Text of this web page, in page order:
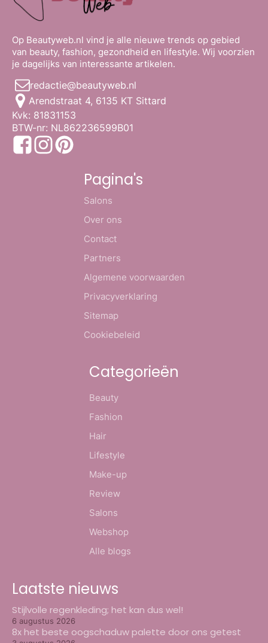
Op Beautyweb.nl vind je alle nieuwe trends op gebied
van beauty, fashion, gezondheid en lifestyle. Wij voorzien
je dagelijks van interessante artikelen.
redactie@beautyweb.nl
Arendstraat 4, 6135 KT Sittard
Kvk: 81831153
BTW-nr: NL862236599B01
Pagina's
Salons
Over ons
Contact
Partners
Algemene voorwaarden
Privacyverklaring
Sitemap
Cookiebeleid
Categorieën
Beauty
Fashion
Hair
Lifestyle
Make-up
Review
Salons
Webshop
Alle blogs
Laatste nieuws
Stijlvolle regenkleding; het kan dus wel!
6 augustus 2026
8x het beste oogschaduw palette door ons getest